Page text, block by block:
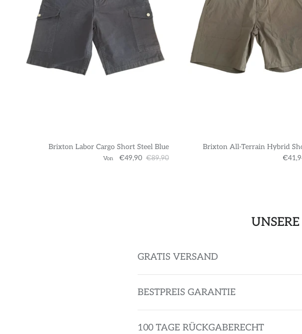
Brixton Labor Cargo Short Steel Blue
Von €49,90 €89,90
Brixton All-Terrain Hybrid
GRATIS VERSAND
BESTPREIS GARANTIE
100 TAGE RÜCKGABERECHT